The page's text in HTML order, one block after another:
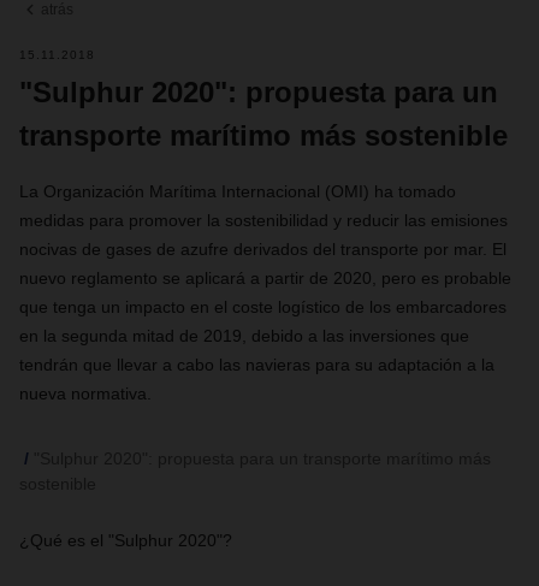
atrás
15.11.2018
"Sulphur 2020": propuesta para un
transporte marítimo más sostenible
La Organización Marítima Internacional (OMI) ha tomado
medidas para promover la sostenibilidad y reducir las emisiones
nocivas de gases de azufre derivados del transporte por mar. El
nuevo reglamento se aplicará a partir de 2020, pero es probable
que tenga un impacto en el coste logístico de los embarcadores
en la segunda mitad de 2019, debido a las inversiones que
tendrán que llevar a cabo las navieras para su adaptación a la
nueva normativa.
¿Qué es el "Sulphur 2020"?